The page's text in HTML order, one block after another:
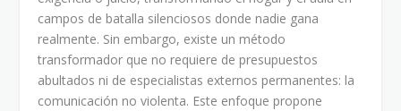
campos de batalla silenciosos donde nadie gana
realmente. Sin embargo, existe un método
transformador que no requiere de presupuestos
abultados ni de especialistas externos permanentes: la
comunicación no violenta. Este enfoque propone